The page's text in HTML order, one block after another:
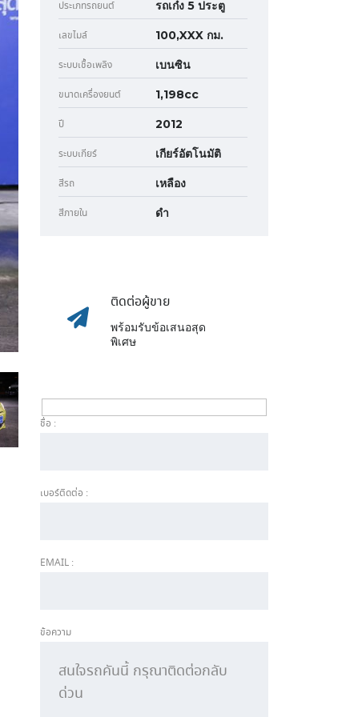
ประเภทรถยนต์ รถเก๋ง 5 ประตู
เลขไมล์ 100,XXX กม.
ระบบเชื้อเพลิง เบนซิน
ขนาดเครื่องยนต์ 1,198cc
ปี 2012
ระบบเกียร์ เกียร์อัตโนมัติ
สีรถ เหลือง
สีภายใน ดำ
ติดต่อผู้ขาย
พร้อมรับข้อเสนอสุด
พิเศษ
ชื่อ :
เบอร์ติดต่อ :
EMAIL :
ข้อความ